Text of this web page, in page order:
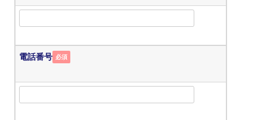
電話番号 必須